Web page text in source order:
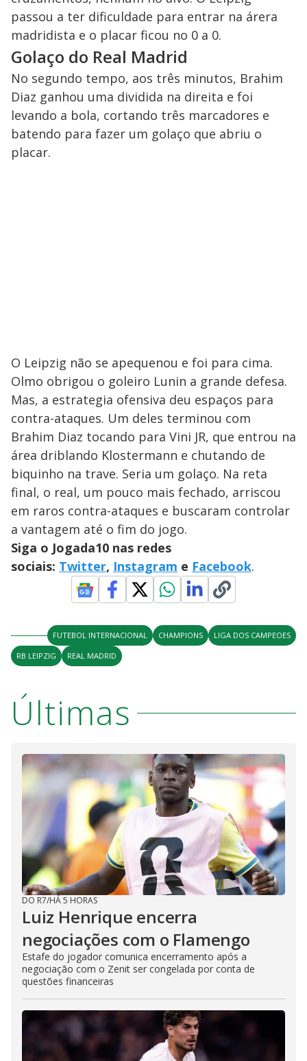
passou a ter dificuldade para entrar na árera
madridista e o placar ficou no 0 a 0.
Golaço do Real Madrid
No segundo tempo, aos três minutos, Brahim
Diaz ganhou uma dividida na direita e foi
levando a bola, cortando três marcadores e
batendo para fazer um golaço que abriu o
placar.
O Leipzig não se apequenou e foi para cima.
Olmo obrigou o goleiro Lunin a grande defesa.
Mas, a estrategia ofensiva deu espaços para
contra-ataques. Um deles terminou com
Brahim Diaz tocando para Vini JR, que entrou na
área driblando Klostermann e chutando de
biquinho na trave. Seria um golaço. Na reta
final, o real, um pouco mais fechado, arriscou
em raros contra-ataques e buscaram controlar
a vantagem até o fim do jogo.
Siga o Jogada10 nas redes
sociais: Twitter, Instagram e Facebook.
FUTEBOL INTERNACIONAL CHAMPIONS
LIGA DOS CAMPEOES
RB LEIPZIG
REAL MADRID
Últimas
DO R7/HÁ 5 HORAS
Luiz Henrique encerra
negociações com o Flamengo
Estafe do jogador comunica encerramento após a
negociação com o Zenit ser congelada por conta de
questões financeiras